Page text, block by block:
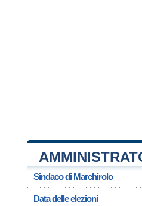
Sindaco di Marchirolo
Data delle elezioni